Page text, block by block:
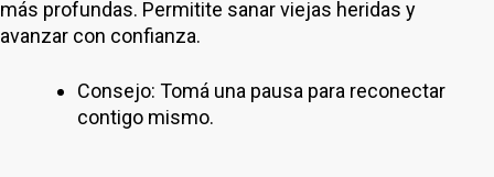
más profundas. Permitite sanar viejas heridas y
avanzar con confianza.
Consejo: Tomá una pausa para reconectar
contigo mismo.